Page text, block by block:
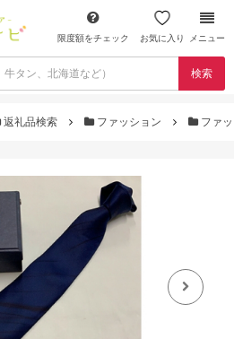
限度額をチェック お気に入り メニュー
検索
返礼品検索 ファッション ファ